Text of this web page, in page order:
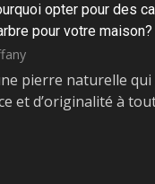
opter pour des
pour votre maison?
pierre naturelle
et d’originalité à